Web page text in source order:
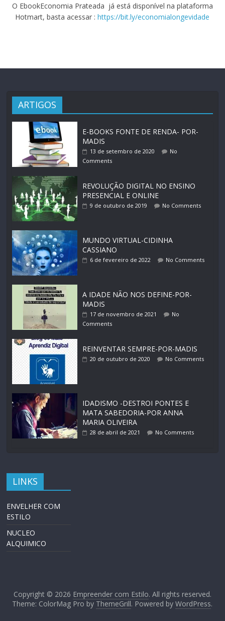
O EbookEconomia Prateada já está disponível na plataforma
Hotmart, basta acessar :https://bit.ly/economialongevidade
ARTIGOS
E-BOOKS FONTE DE RENDA- POR-
MADIS
13 de setembro de 2020
No
Comments
REVOLUÇÃO DIGITAL NO ENSINO
PRESENCIAL E ONLINE
9 de outubro de 2019 No Comments
MUNDO VIRTUAL-CIDINHA
CASSIANO
6 de fevereiro de 2022 No Comments
A IDADE NÃO NOS DEFINE-POR-
MADIS
17 de novembro de 2021
No
Comments
REINVENTAR SEMPRE-POR-MADIS
20 de outubro de 2020 No Comments
IDADISMO -DESTROI PONTES E
MATA SABEDORIA-POR ANNA
MARIA OLIVEIRA
28 de abril de 2021 No Comments
LINKS
ENVELHER COM
ESTILO
NUCLEO
ALQUIMICO
Copyright © 2026 Empreender com Estilo. All rights reserved.
Theme: ColorMag Pro by ThemeGrill. Powered byWordPress.